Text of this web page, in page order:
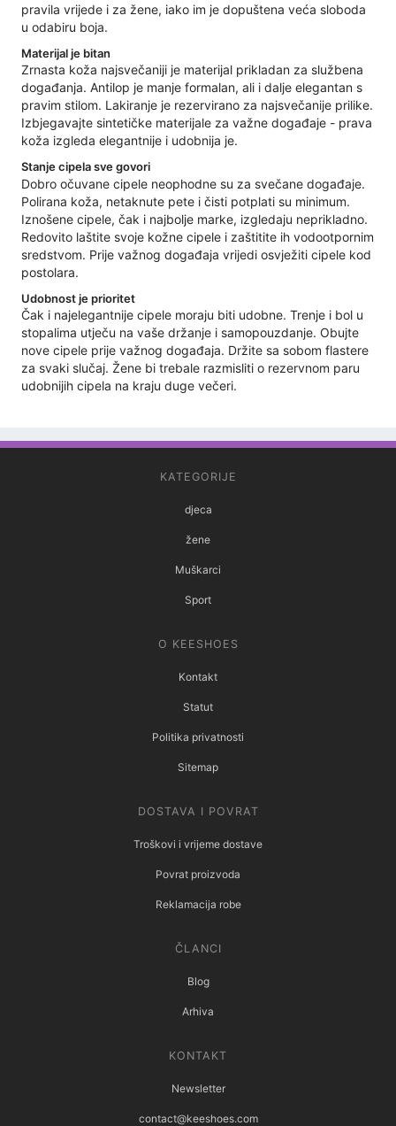
pravila vrijede i za žene, iako im je dopuštena veća sloboda
u odabiru boja.
Materijal je bitan
Zrnasta koža najsvečaniji je materijal prikladan za službena
događanja. Antilop je manje formalan, ali i dalje elegantan s
pravim stilom. Lakiranje je rezervirano za najsvečanije prilike.
Izbjegavajte sintetičke materijale za važne događaje - prava
koža izgleda elegantnije i udobnija je.
Stanje cipela sve govori
Dobro očuvane cipele neophodne su za svečane događaje.
Polirana koža, netaknute pete i čisti potplati su minimum.
Iznošene cipele, čak i najbolje marke, izgledaju neprikladno.
Redovito laštite svoje kožne cipele i zaštitite ih vodootpornim
sredstvom. Prije važnog događaja vrijedi osvježiti cipele kod
postolara.
Udobnost je prioritet
Čak i najelegantnije cipele moraju biti udobne. Trenje i bol u
stopalima utječu na vaše držanje i samopouzdanje. Obujte
nove cipele prije važnog događaja. Držite sa sobom flastere
za svaki slučaj. Žene bi trebale razmisliti o rezervnom paru
udobnijih cipela na kraju duge večeri.
KATEGORIJE
djeca
žene
Muškarci
Sport
O KEESHOES
Kontakt
Statut
Politika privatnosti
Sitemap
DOSTAVA I POVRAT
Troškovi i vrijeme dostave
Povrat proizvoda
Reklamacija robe
ČLANCI
Blog
Arhiva
KONTAKT
Newsletter
contact@keeshoes.com